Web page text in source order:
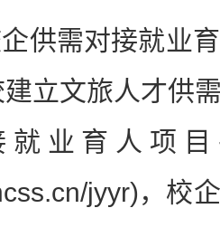
需对接就业育
立文旅人才供
就业育人项
jyyr)，校